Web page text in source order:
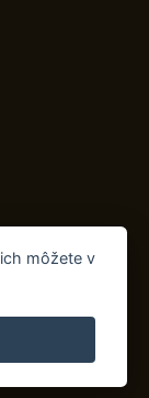
môžete v